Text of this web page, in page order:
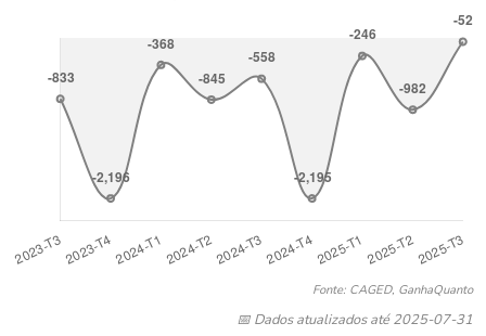
Fonte: CAGED, GanhaQuanto
📅 Dados atualizados até 2025-07-31